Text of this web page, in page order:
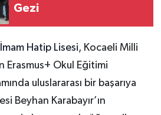
Gezi
Hatip Lisesi, Kocaeli Milli
Erasmus+ Okul Eğitimi
uluslararası bir başarıya
Beyhan Karabayır’ın